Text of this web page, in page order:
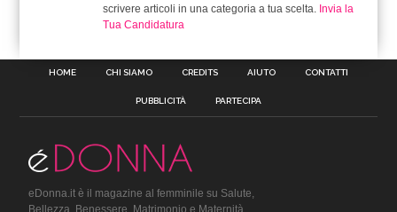
scrivere articoli in una categoria a tua scelta. Invia la
Tua Candidatura
HOME CHI SIAMO CREDITS AIUTO CONTATTI
PUBBLICITÀ PARTECIPA
eDonna.it è il magazine al femminile su Salute,
Bellezza, Benessere, Matrimonio e Maternità.